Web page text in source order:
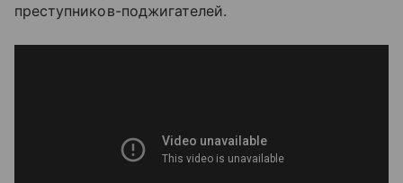
преступников-поджигателей.